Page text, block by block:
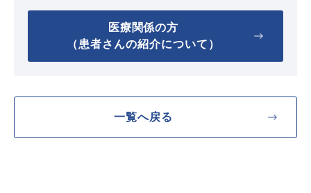
医療関係の方
（患者さんの紹介について）
一覧へ戻る